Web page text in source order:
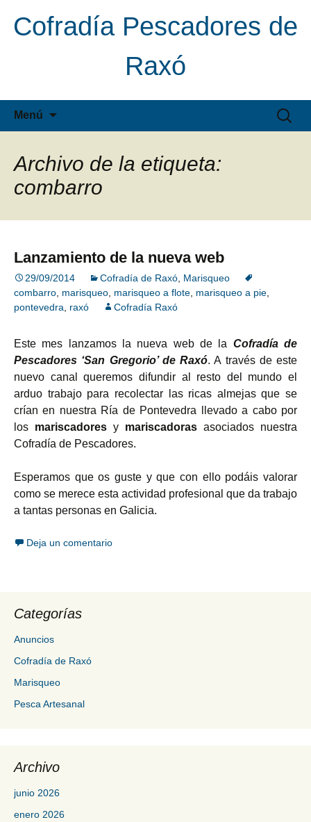
Cofradía Pescadores de
Raxó
Menú
Buscar:
Archivo de la etiqueta:
combarro
Lanzamiento de la nueva web
29/09/2014 Cofradía de Raxó Marisqueo
combarro marisqueo marisqueo a flote marisqueo a pie
pontevedra
raxó Cofradía Raxó
Este mes lanzamos la nueva web de la Cofradía de
Pescadores ‘San Gregorio’ de Raxó. A través de este
nuevo canal queremos difundir al resto del mundo el
arduo trabajo para recolectar las ricas almejas que se
crían en nuestra Ría de Pontevedra llevado a cabo por
los mariscadores y mariscadoras asociados nuestra
Cofradía de Pescadores.
Esperamos que os guste y que con ello podáis valorar
como se merece esta actividad profesional que da trabajo
a tantas personas en Galicia.
Deja un comentario
Categorías
Anuncios
Cofradía de Raxó
Marisqueo
Pesca Artesanal
Archivo
junio 2026
enero 2026